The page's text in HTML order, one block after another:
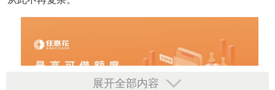
展开全部内容